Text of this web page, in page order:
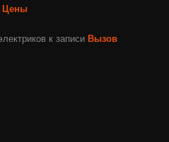
Цены
к записиВызов